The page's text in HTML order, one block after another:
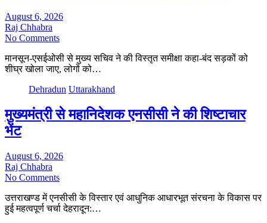
August 6, 2026
Raj Chhabra
No Comments
मानसून-एसईओसी से मुख्य सचिव ने की विस्तृत समीक्षा कहा-बंद सड़कों को
शीघ्र खोला जाए, लोगों को…
Dehradun Uttarakhand
मुख्यमंत्री से महानिदेशक एनसीसी ने की शिष्टाचार
भेंट
August 6, 2026
Raj Chhabra
No Comments
उत्तराखण्ड में एनसीसी के विस्तार एवं आधुनिक आधारभूत संरचना के विकास पर
हुई महत्वपूर्ण चर्चा देहरादून:…